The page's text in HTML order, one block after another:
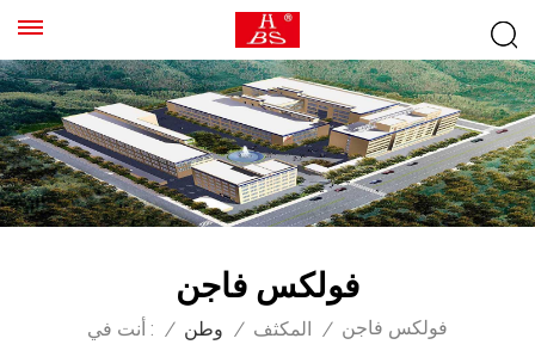
فولكس فاجن
أنت في : / وطن / المكثف / فولكس فاجن